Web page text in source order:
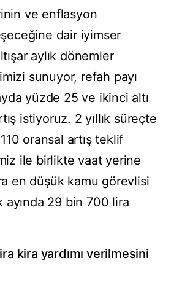
ve enflasyon
dair iyimser
aylık dönemler
sunuyor, refah payı
yüzde 25 ve ikinci altı
istiyoruz. 2 yıllık süreçte
oransal artış teklif
ile birlikte vaat yerine
en düşük kamu görevlisi
ayında 29 bin 700 lira
kira yardımı verilmesini